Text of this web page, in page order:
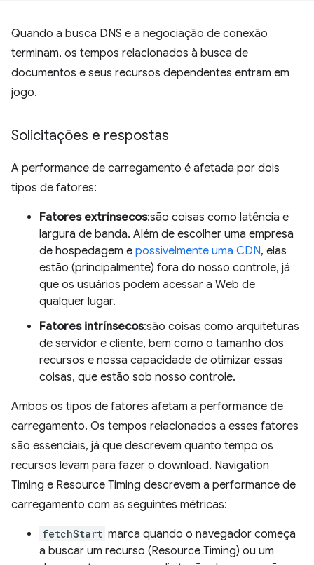
Quando a busca DNS e a negociação de conexão
terminam, os tempos relacionados à busca de
documentos e seus recursos dependentes entram em
jogo.
Solicitações e respostas
A performance de carregamento é afetada por dois
tipos de fatores:
Fatores extrínsecos:são coisas como latência e
largura de banda. Além de escolher uma empresa
de hospedagem e possivelmente uma CDN, elas
estão (principalmente) fora do nosso controle, já
que os usuários podem acessar a Web de
qualquer lugar.
Fatores intrínsecos:são coisas como arquiteturas
de servidor e cliente, bem como o tamanho dos
recursos e nossa capacidade de otimizar essas
coisas, que estão sob nosso controle.
Ambos os tipos de fatores afetam a performance de
carregamento. Os tempos relacionados a esses fatores
são essenciais, já que descrevem quanto tempo os
recursos levam para fazer o download. Navigation
Timing e Resource Timing descrevem a performance de
carregamento com as seguintes métricas:
fetchStart marca quando o navegador começa
a buscar um recurso (Resource Timing) ou um